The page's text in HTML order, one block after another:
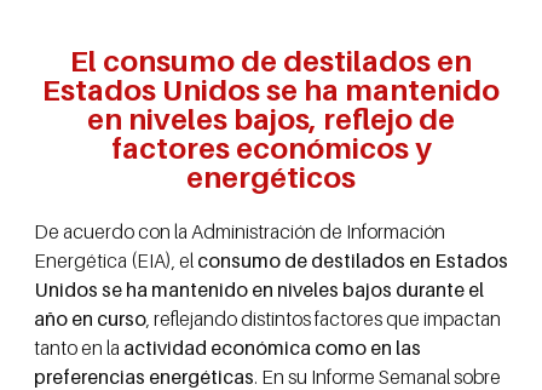
El consumo de destilados en
Estados Unidos se ha mantenido
en niveles bajos, reflejo de
factores económicos y
energéticos
De acuerdo con la Administración de Información
Energética (EIA), el consumo de destilados en Estados
Unidos se ha mantenido en niveles bajos durante el
año en curso , reflejando distintos factores que impactan
tanto en la actividad económica como en las
preferencias energéticas. En su Informe Semanal sobre